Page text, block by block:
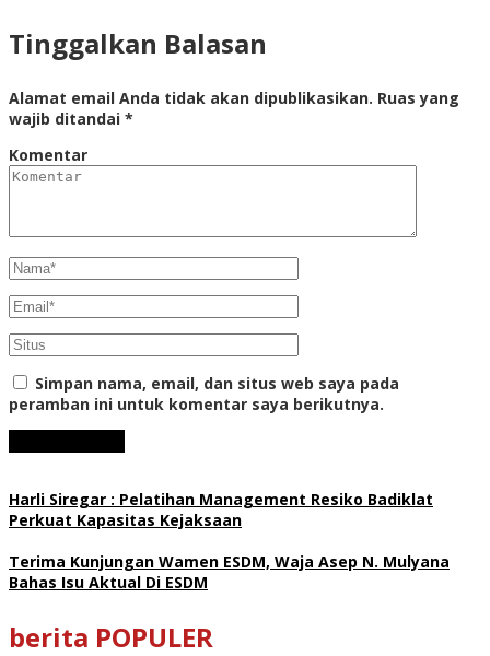
Tinggalkan Balasan
Alamat email Anda tidak akan dipublikasikan. Ruas yang
wajib ditandai *
Komentar
Simpan nama, email, dan situs web saya pada
peramban ini untuk komentar saya berikutnya.
Harli Siregar : Pelatihan Management Resiko Badiklat
Perkuat Kapasitas Kejaksaan
Terima Kunjungan Wamen ESDM, Waja Asep N. Mulyana
Bahas Isu Aktual Di ESDM
berita POPULER